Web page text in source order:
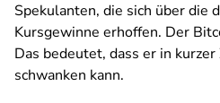
Spekulanten, die sich über die
Kursgewinne erhoffen. Der
Das bedeutet, dass er in
schwanken kann.